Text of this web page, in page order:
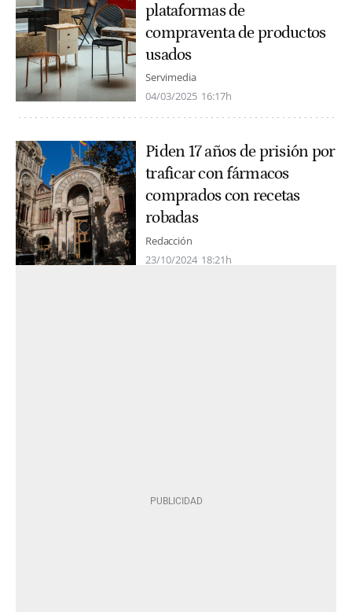
plataformas de
compraventa de productos
usados
Servimedia
04/03/2025 16:17h
Piden 17 años de prisión por
traficar con fármacos
comprados con recetas
robadas
Redacción
23/10/2024 18:21h